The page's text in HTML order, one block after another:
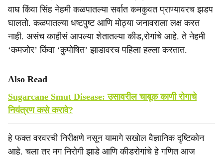
वाघ किंवा सिंह नेहमी कळपातल्या सर्वात कमकुवत प्राण्यावरच झडप
घालतो. कळपातल्या धष्टपुष्ट आणि मोठ्या जनावराला लक्ष करत
नाही. असंच काहीसं आपल्या शेतातल्या कीड,रोगांचे आहे. ते नेहमी
‘कमजोर’ किंवा ‘कुपोषित’ झाडावरच पहिला हल्ला करतात.
Also Read
Sugarcane Smut Disease: उसावरील चाबूक काणी रोगाचे
नियंत्रण कसे करावे?
हे फक्त वरवरची निरीक्षणे नसून यामागे सखोल वैज्ञानिक दृष्टिकोन
आहे. चला तर मग निरोगी झाडे आणि कीडरोगांचे हे गणित आज